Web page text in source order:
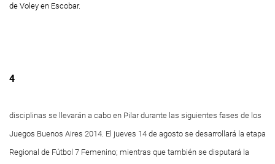
de Voley en Escobar.
4
disciplinas se llevarán a cabo en Pilar durante las siguientes fases de los
Juegos Buenos Aires 2014. El jueves 14 de agosto se desarrollará la etapa
Regional de Fútbol 7 Femenino; mientras que también se disputará la